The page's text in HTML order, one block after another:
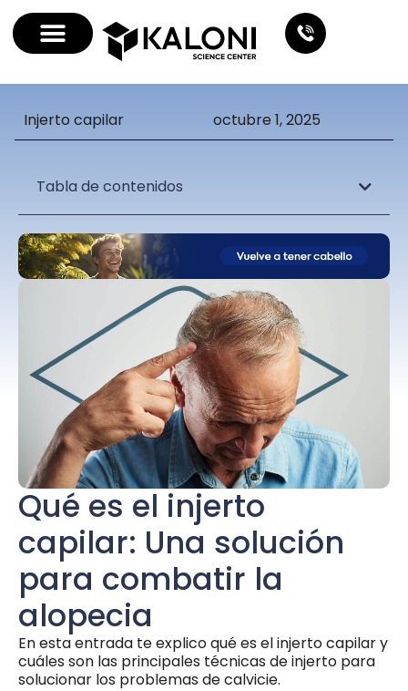
Injerto capilar octubre 1, 2025
Tabla de contenidos
Qué es el injerto
capilar: Una solución
para combatir la
alopecia
En esta entrada te explico qué es el injerto capilar y
cuáles son las principales técnicas de injerto para
solucionar los problemas de calvicie.